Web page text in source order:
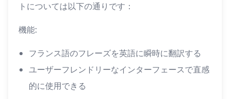
トについては以下の通りです：
機能:
フランス語のフレーズを英語に瞬時に翻訳する
ユーザーフレンドリーなインターフェースで直感
的に使用できる